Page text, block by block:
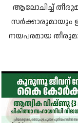
ആലോചിച്ച്‌
സർക്കാരുമായും
നയപരമായ